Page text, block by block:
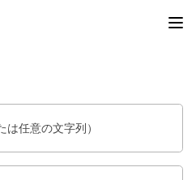
は任意の文字列）